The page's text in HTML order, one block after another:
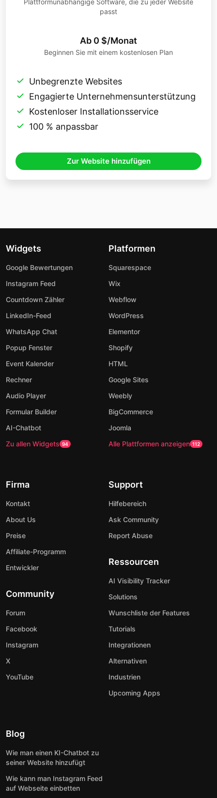
Plattformunabhängige Software, die zu jeder Website
passt
Ab 0 $/Monat
Beginnen Sie mit einem kostenlosen Plan
Unbegrenzte Websites
Engagierte Unternehmensunterstützung
Kostenloser Installationsservice
100 % anpassbar
Zur Website hinzufügen
Widgets
Google Bewertungen
Instagram Feed
Countdown Zähler
LinkedIn-Feed
WhatsApp Chat
Popup Fenster
Event Kalender
Rechner
Audio Player
Formular Builder
AI-Chatbot
Zu allen Widgets 94
Platformen
Squarespace
Wix
Webflow
WordPress
Elementor
Shopify
HTML
Google Sites
Weebly
BigCommerce
Joomla
Alle Plattformen anzeigen 112
Firma
Kontakt
About Us
Preise
Affiliate-Programm
Entwickler
Community
Forum
Facebook
Instagram
X
YouTube
Support
Hilfebereich
Ask Community
Report Abuse
Ressourcen
AI Visibility Tracker
Solutions
Wunschliste der Features
Tutorials
Integrationen
Alternativen
Industrien
Upcoming Apps
Blog
Wie man einen KI-Chatbot zu
seiner Website hinzufügt
Wie kann man Instagram Feed
auf Webseite einbetten